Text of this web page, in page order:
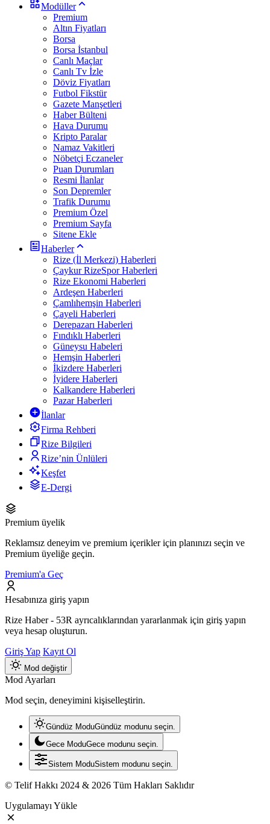
Modüller
Premium
Altın Fiyatları
Borsa
Borsa İstanbul
Canlı Maçlar
Canlı Tv İzle
Döviz Fiyatları
Futbol Fikstür
Gazete Manşetleri
Haber Bülteni
Hava Durumu
Kripto Paralar
Namaz Vakitleri
Nöbetçi Eczaneler
Puan Durumları
Resmi İlanlar
Son Depremler
Trafik Durumu
Premium Özel
Premium Sayfa
Sitene Ekle
Haberler
Rize (İl Merkezi) Haberleri
Çaykur RizeSpor Haberleri
Rize Ekonomi Haberleri
Ardeşen Haberleri
Çamlıhemşin Haberleri
Çayeli Haberleri
Derepazarı Haberleri
Fındıklı Haberleri
Güneysu Habeleri
Hemşin Haberleri
İkizdere Haberleri
İyidere Haberleri
Kalkandere Haberleri
Pazar Haberleri
İlanlar
Firma Rehberi
Rize Bilgileri
Rize’nin Ünlüleri
Keşfet
E-Dergi
Premium üyelik
Reklamsız deneyim ve premium içerikler için planınızı seçin ve
Premium üyeliğe geçin.
Premium'a Geç
Hesabınıza giriş yapın
Rize Haber - 53R ayrıcalıklarından yararlanmak için giriş yapın
veya hesap oluşturun.
Giriş Yap Kayıt Ol
Mod değiştir
Mod Ayarları
Mod seçin, deneyimini kişiselleştirin.
Gündüz ModuGündüz modunu seçin.
Gece ModuGece modunu seçin.
Sistem ModuSistem modunu seçin.
© Telif Hakkı 2024 & 2026 Tüm Hakları Saklıdır
Uygulamayı Yükle